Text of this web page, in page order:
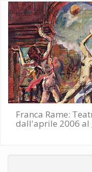
Salta al contenuto principale
Franca Rame:
dall'aprile 2006 al